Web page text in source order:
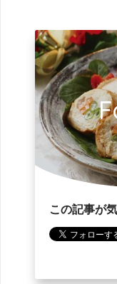
この記事が